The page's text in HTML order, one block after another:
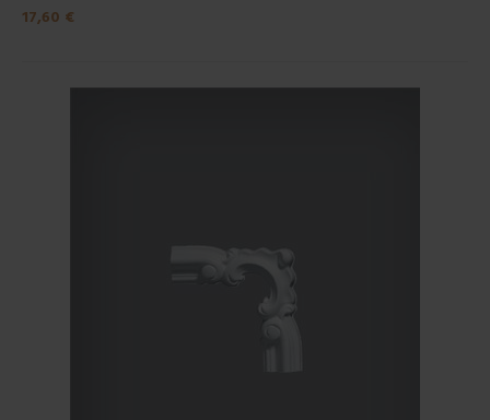
17,60 €